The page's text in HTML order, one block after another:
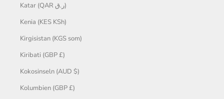
Katar (QAR ر.ق)
Kenia (KES KSh)
Kirgisistan (KGS som)
Kiribati (GBP £)
Kokosinseln (AUD $)
Kolumbien (GBP £)